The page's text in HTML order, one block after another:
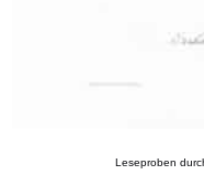
Leseproben